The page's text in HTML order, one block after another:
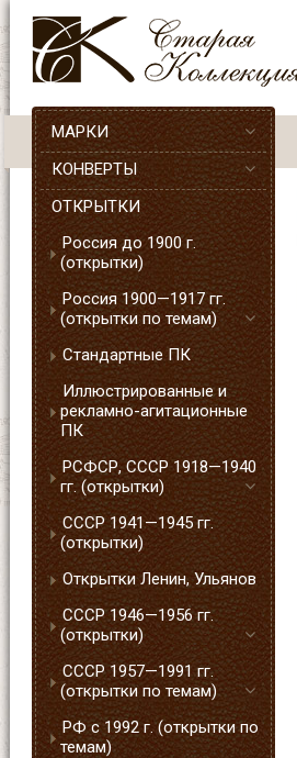
МАРКИ
КОНВЕРТЫ
ОТКРЫТКИ
Россия до 1900 г.
(открытки)
Россия 1900—1917 гг.
(открытки по темам)
Стандартные ПК
Иллюстрированные и
рекламно-агитационные
ПК
РСФСР, СССР 1918—1940
гг. (открытки)
СССР 1941—1945 гг.
(открытки)
Открытки Ленин, Ульянов
СССР 1946—1956 гг.
(открытки)
СССР 1957—1991 гг.
(открытки по темам)
РФ с 1992 г. (открытки по
темам)